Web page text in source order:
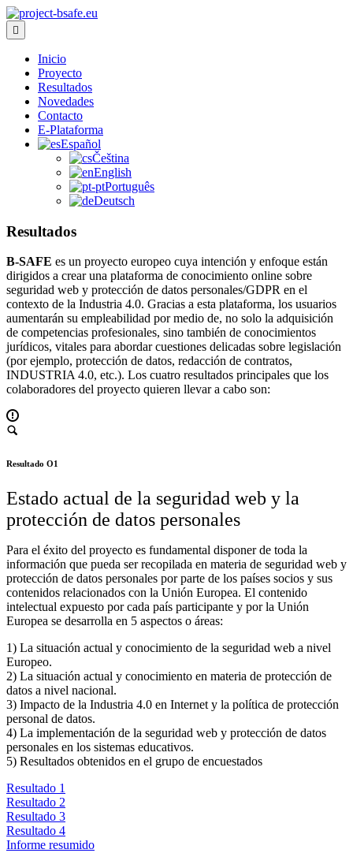
Inicio
Proyecto
Resultados
Novedades
Contacto
E-Plataforma
Español
Čeština
English
Português
Deutsch
Resultados
B-SAFE es un proyecto europeo cuya intención y enfoque están
dirigidos a crear una plataforma de conocimiento online sobre
seguridad web y protección de datos personales/GDPR en el
contexto de la Industria 4.0. Gracias a esta plataforma, los usuarios
aumentarán su empleabilidad por medio de, no solo la adquisición
de competencias profesionales, sino también de conocimientos
jurídicos, vitales para abordar cuestiones delicadas sobre legislación
(por ejemplo, protección de datos, redacción de contratos,
INDUSTRIA 4.0, etc.). Los cuatro resultados principales que los
colaboradores del proyecto quieren llevar a cabo son:
Resultado O1
Estado actual de la seguridad web y la
protección de datos personales
Para el éxito del proyecto es fundamental disponer de toda la
información que pueda ser recopilada en materia de seguridad web y
protección de datos personales por parte de los países socios y sus
contenidos relacionados con la Unión Europea. El contenido
intelectual expuesto por cada país participante y por la Unión
Europea se desarrolla en 5 aspectos o áreas:
1) La situación actual y conocimiento de la seguridad web a nivel
Europeo.
2) La situación actual y conocimiento en materia de protección de
datos a nivel nacional.
3) Impacto de la Industria 4.0 en Internet y la política de protección
personal de datos.
4) La implementación de la seguridad web y protección de datos
personales en los sistemas educativos.
5) Resultados obtenidos en el grupo de encuestados
Resultado 1
Resultado 2
Resultado 3
Resultado 4
Informe resumido